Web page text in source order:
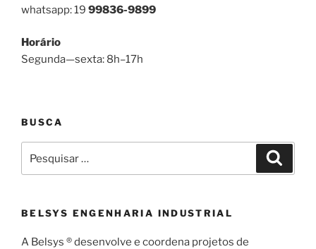
whatsapp: 19 99836-9899
Horário
Segunda—sexta: 8h–17h
BUSCA
por:
BELSYS ENGENHARIA INDUSTRIAL
A Belsys ® desenvolve e coordena projetos de